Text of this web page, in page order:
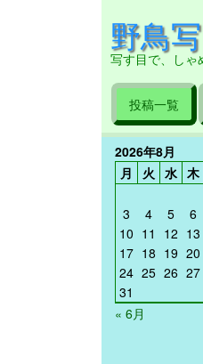
野鳥
写す目で、しゃ
投稿一覧
2026年8月
月
火 水 木
3
4 5 6
10 11 12 13
17 18 19 20
24 25 26 27
31
« 6月